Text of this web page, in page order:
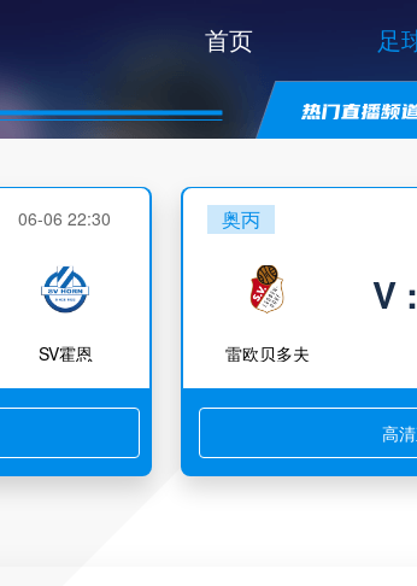
首页 足
06-06 22:30
SV霍恩
奥丙
雷欧贝多夫
V
高